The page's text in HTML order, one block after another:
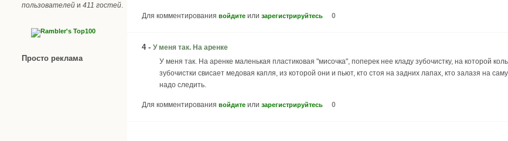
пользователей и 411 гостей
Просто реклама
Для комментирования войдите или зарегистрируйтесь 0
4 - У меня так. На аренке
У меня так. На аренке маленькая пластиковая "мисочка", поперек нее кладу зубочистку, на которой
зубочистки свисает медовая капля, из которой они и пьют, кто стоя на задних лапах, кто залазя на
надо следить.
Для комментирования войдите или зарегистрируйтесь 0